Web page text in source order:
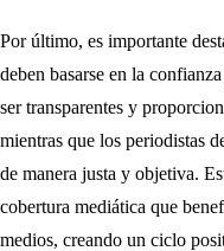
Por último, es importante
deben basarse en la
ser transparentes y
mientras que los periodistas
de manera justa y objetiva.
cobertura mediática que
medios, creando un ciclo